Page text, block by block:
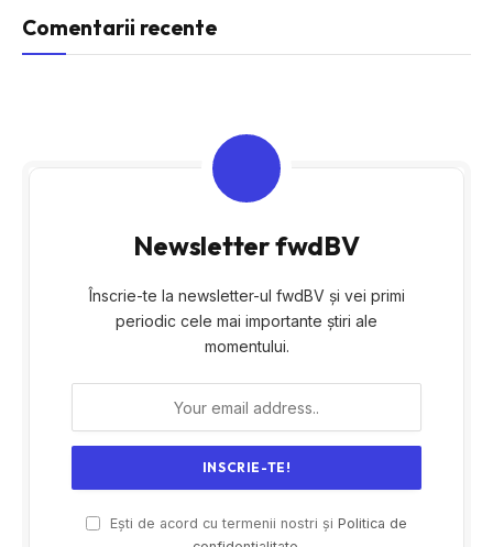
Comentarii recente
Newsletter fwdBV
Înscrie-te la newsletter-ul fwdBV și vei primi
periodic cele mai importante știri ale
momentului.
Ești de acord cu termenii nostri și Politica de